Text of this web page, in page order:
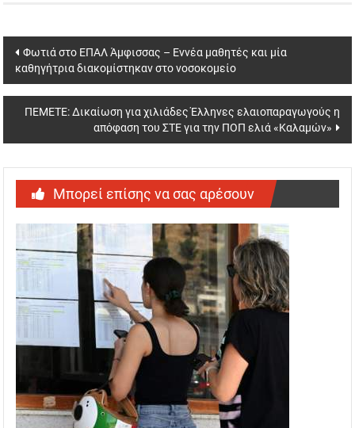
Post
navigation
Φωτιά στο ΕΠΑΛ Άμφισσας – Εννέα μαθητές και μία
καθηγήτρια διακομίστηκαν στο νοσοκομείο
ΠΕΜΕΤΕ: Δικαίωση για χιλιάδες Έλληνες ελαιοπαραγωγούς η
απόφαση του ΣΤΕ για την ΠΟΠ ελιά «Καλαμών»
Μπορεί επίσης να σας αρέσουν